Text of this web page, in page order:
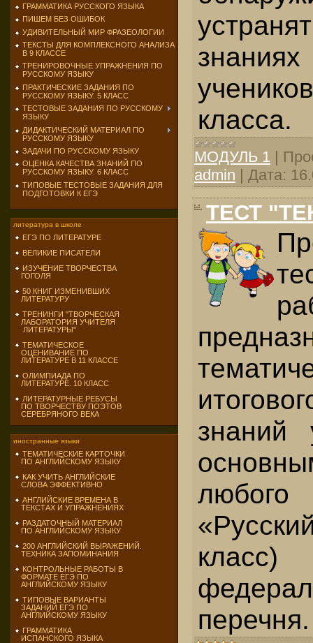
ГРАММАТИКА РУССКОГО ЯЗЫКА
ПИШЕМ БЕЗ ОШИБОК
УДИВИТЕЛЬНЫЙ МИР ФРАЗЕОЛОГИИ
ТЕКСТЫ ДЛЯ КОМПЛЕКСНОГО АНАЛИЗА
В 9 КЛАССЕ
ТРЕНИРОВОЧНЫЕ УПРАЖНЕНИЯ ПО
РУССКОМУ ЯЗЫКУ
ПРАКТИЧЕСКИЕ ЗАДАНИЯ ПО
РУССКОМУ ЯЗЫКУ. 5 КЛАСС
ТЕСТОВЫЕ ЗАДАНИЯ ПО РУССКОМУ
ЯЗЫКУ
ДИДАКТИЧЕСКИЙ МАТЕРИАЛ ПО
РУССКОМУ ЯЗЫКУ
ЗАДАЧИ ПО РУССКОМУ ЯЗЫКУ
ОЦЕНКА КАЧЕСТВА ЗНАНИЙ ПО
РУССКОМУ ЯЗЫКУ. 6 КЛАСС
ТИПОВЫЕ ТЕСТОВЫЕ ЗАДАНИЯ ДЛЯ
ПОДГОТОВКИ К ЕГЭ
литература в школе
ЕГЭ ПО ЛИТЕРАТУРЕ
ВЕЛИКИЕ ПИСАТЕЛИ
ИЗУЧЕНИЕ ТВОРЧЕСТВА
ГОГОЛЯ
50 КНИГ ИЗМЕНИВШИХ
ЛИТЕРАТУРУ
ТРЕНИНГИ "ТВОРЧЕСКАЯ
ЛАБОРАТОРИЯ УЧИТЕЛЯ
ЛИТЕРАТУРЫ"
ТЕМАТИЧЕСКОЕ
ОЦЕНИВАНИЕ ПО
ЛИТЕРАТУРЕ В 11 КЛАССЕ
ОЛИМПИАДА ПО
ЛИТЕРАТУРЕ. 10 КЛАСС
ЛИТЕРАТУРНЫЕ РЕБУСЫ
ПО ТВОРЧЕСТВУ ПОЭТОВ
СЕРЕБРЯНОГО ВЕКА
иностранные языки
ТЕМАТИЧЕСКИЕ КАРТОЧКИ
ПО АНГЛИЙСКОМУ ЯЗЫКУ
КАК УЧИТЬ АНГЛИЙСКИЕ
СЛОВА ЭФФЕКТИВНО
АНГЛИЙСКИЕ ВРЕМЕНА В
ТЕКСТАХ И УПРАЖНЕНИЯХ
РАЗДАТОЧНЫЙ МАТЕРИАЛ
ПО АНГЛИЙСКОМУ ЯЗЫКУ
200 АНГЛИЙСКИЙ ВЫРАЖЕНИЙ.
ТЕХНИКА ЗАПОМИНАНИЯ
КОНТРОЛЬНЫЕ РАБОТЫ В
ФОРМАТЕ ЕГЭ ПО
АНГЛИЙСКОМУ ЯЗЫКУ
ТИПОВЫЕ ВАРИАНТЫ
ЗАДАНИЙ ЕГЭ ПО
АНГЛИЙСКОМУ ЯЗЫКУ
ГРАММАТИКА
ИСПАНСКОГО ЯЗЫКА
класса.
МОДУЛЬ 1 |
admin | Дата:
ТЕСТ
знаний
класс)
перечня.